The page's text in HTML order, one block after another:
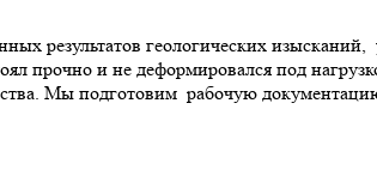
результатов геологических изысканий,
прочно и не деформировался под
Мы подготовим рабочую